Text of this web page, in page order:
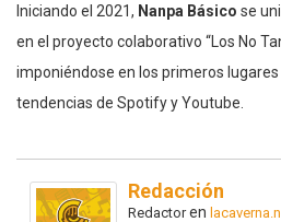
Iniciando el 2021, Nanpa Básico se
en el proyecto colaborativo “Los No
imponiéndose en los primeros
tendencias de Spotify y Youtube.
Redacción
Redactoren